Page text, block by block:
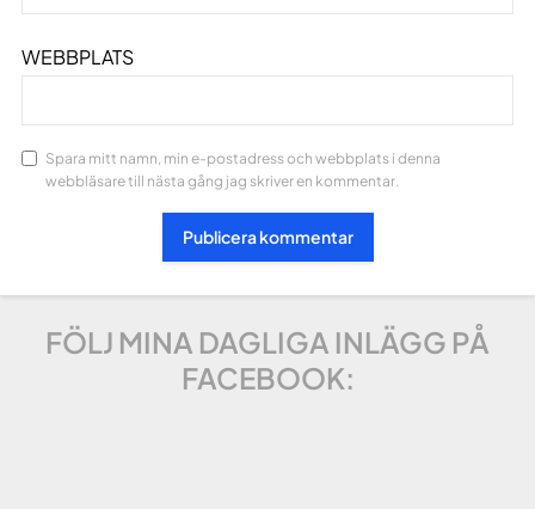
WEBBPLATS
Spara mitt namn, min e-postadress och webbplats i denna
webbläsare till nästa gång jag skriver en kommentar.
FÖLJ MINA DAGLIGA INLÄGG PÅ
FACEBOOK: